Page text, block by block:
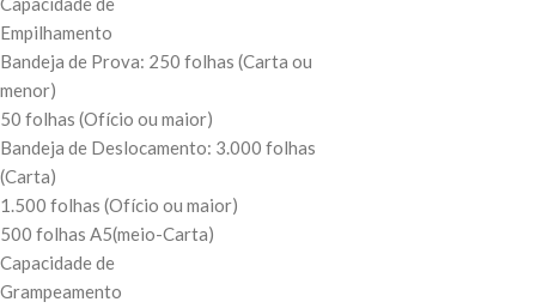
Empilhamento
Bandeja de Prova: 250 folhas (Carta ou
menor)
50 folhas (Ofício ou maior)
Bandeja de Deslocamento: 3.000 folhas
(Carta)
1.500 folhas (Ofício ou maior)
500 folhas A5(meio-Carta)
Capacidade de
Grampeamento